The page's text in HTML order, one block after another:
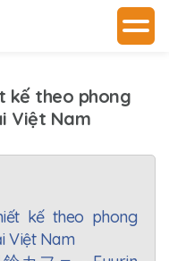
kế theo phong
Việt Nam
kế theo phong
Việt Nam